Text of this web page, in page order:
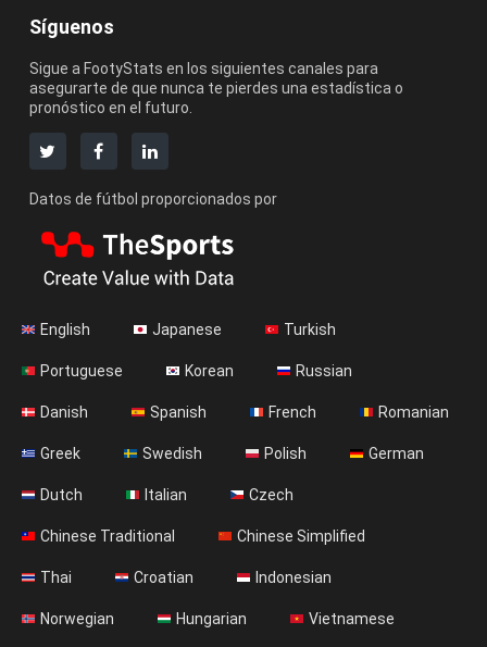
Síguenos
Sigue a FootyStats en los siguientes canales para
asegurarte de que nunca te pierdes una estadística o
pronóstico en el futuro.
Datos de fútbol proporcionados por
English Japanese Turkish
Portuguese Korean Russian
Danish Spanish French Romanian
Greek Swedish Polish German
Dutch Italian Czech
Chinese Traditional Chinese Simplified
Thai Croatian Indonesian
Norwegian Hungarian Vietnamese